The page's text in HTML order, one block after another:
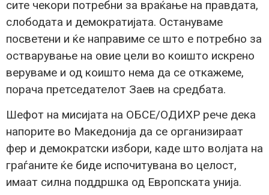
сите чекори потребни за враќање на правдата,
слободата и демократијата. Остануваме
посветени и ќе направиме се што е потребно за
остварување на овие цели во коишто искрено
веруваме и од коишто нема да се откажеме,
порача претседателот Заев на средбата.
Шефот на мисијата на ОБСЕ/ОДИХР рече дека
напорите во Македонија да се организираат
фер и демократски избори, каде што волјата на
граѓаните ќе биде испочитувана во целост,
имаат силна поддршка од Европската унија.